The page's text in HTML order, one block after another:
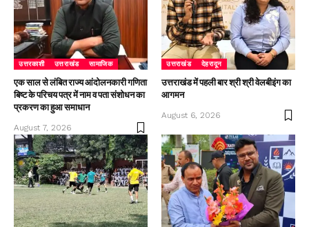
उत्तरकाशी उत्तराखंड सामाजिक
एक साल से लंबित राज्य आंदोलनकारी गणिता
बिष्ट के परिचय पत्र में नाम व पता संशोधन का
प्रकरण का हुआ समाधान
August 7, 2026
उत्तराखंड देहरादून
उत्तराखंड में पहली बार श्री श्री वेलबीइंग का
आगमन
August 6, 2026